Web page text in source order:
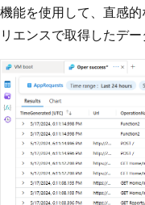
機能を使用して、直感
リエンスで取得したデ